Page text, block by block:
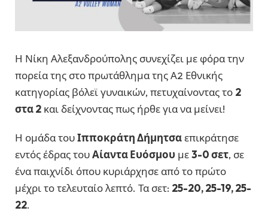
Η Νίκη Αλεξανδρούπολης συνεχίζει με φόρα την
πορεία της στο πρωτάθλημα της Α2 Εθνικής
κατηγορίας βόλεϊ γυναικών, πετυχαίνοντας το 2
στα 2 και δείχνοντας πως ήρθε για να μείνει!
Η ομάδα τουΙπποκράτη Δήμητσαεπικράτησε
εντός έδρας τουΑίαντα Ευόσμου με3-0 σετ, σε
ένα παιχνίδι όπου κυριάρχησε από το πρώτο
μέχρι το τελευταίο λεπτό. Τα σετ: 25-20, 25-19, 25-
22.